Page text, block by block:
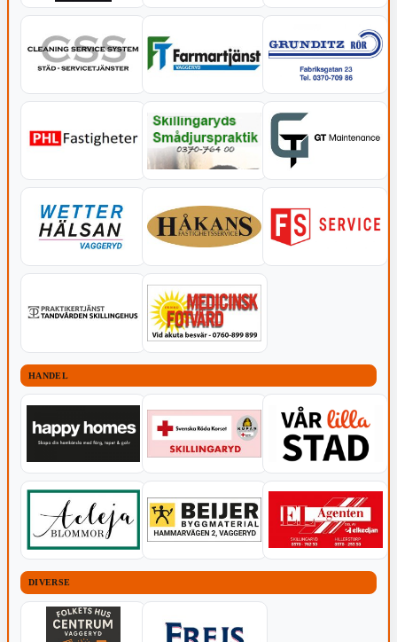
HANDEL
DIVERSE